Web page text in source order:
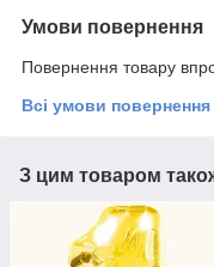
Умови повернення
Повернення товару
Всі умови повернення
З цим товаром